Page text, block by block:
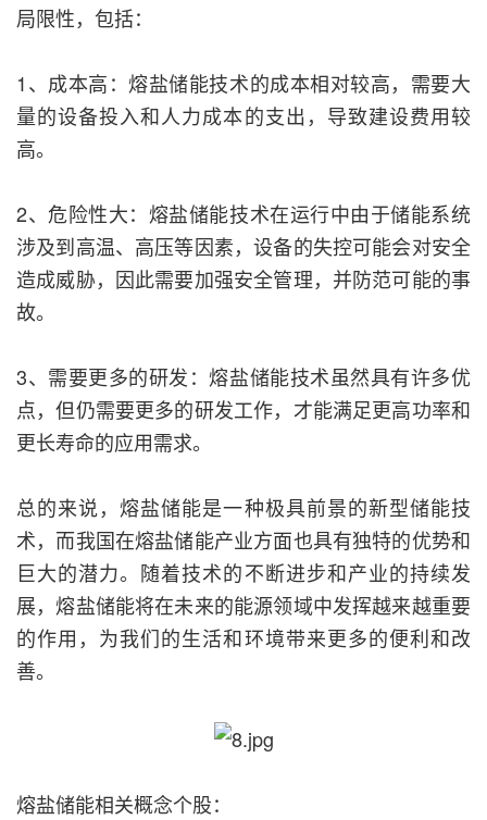
局限性，包括：
1、成本高：熔盐储能技术的成本相对较高，需要大
量的设备投入和人力成本的支出，导致建设费用较
高。
2、危险性大：熔盐储能技术在运行中由于储能系统
涉及到高温、高压等因素，设备的失控可能会对安全
造成威胁，因此需要加强安全管理，并防范可能的事
故。
3、需要更多的研发：熔盐储能技术虽然具有许多优
点，但仍需要更多的研发工作，才能满足更高功率和
更长寿命的应用需求。
总的来说，熔盐储能是一种极具前景的新型储能技
术，而我国在熔盐储能产业方面也具有独特的优势和
巨大的潜力。随着技术的不断进步和产业的持续发
展，熔盐储能将在未来的能源领域中发挥越来越重要
的作用，为我们的生活和环境带来更多的便利和改
善。
熔盐储能相关概念个股：